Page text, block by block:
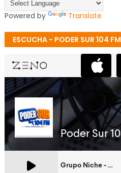
Powered by Translate
ESCUCHA - PODER SUR 104 FM